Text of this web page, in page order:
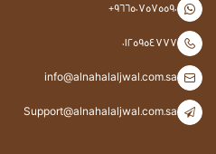
+966507575590
0125954777
info@alnahalaljwal.com.sa
Support@alnahalaljwal.com.sa